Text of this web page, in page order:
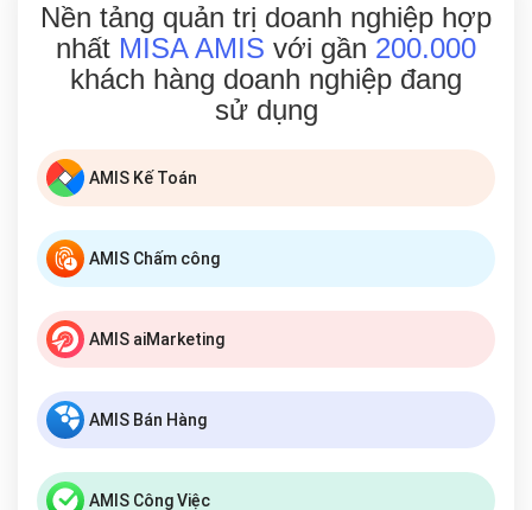
Nền tảng quản trị doanh nghiệp hợp
nhất MISA AMIS với gần 200.000
khách hàng doanh nghiệp đang
sử dụng
AMIS Kế Toán
AMIS Chấm công
AMIS aiMarketing
AMIS Bán Hàng
AMIS Công Việc